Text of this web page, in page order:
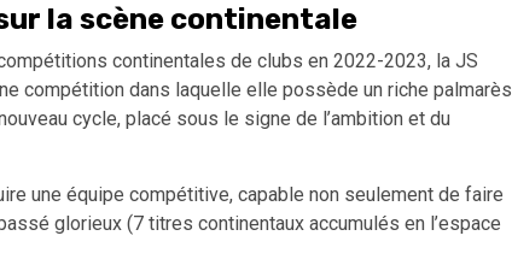
la scène continentale
continentales de clubs en 2022-2023, la JS
compétition dans laquelle elle possède un riche palmarès
cycle, placé sous le signe de l’ambition et du
une équipe compétitive, capable non seulement de faire
glorieux (7 titres continentaux accumulés en l’espace